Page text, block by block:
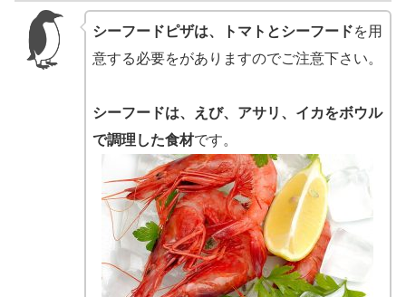
シーフードピザは、トマトとシーフードを用
意する必要をがありますのでご注意下さい。
シーフードは、えび、アサリ、イカをボウル
で調理した食材です。